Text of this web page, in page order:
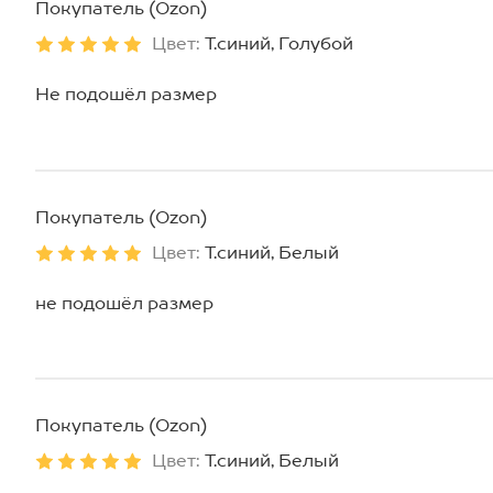
Покупатель (Ozon)
Цвет: Т.синий, Голубой
Не подошёл размер
Покупатель (Ozon)
Цвет: Т.синий, Белый
не подошёл размер
Покупатель (Ozon)
Цвет: Т.синий, Белый